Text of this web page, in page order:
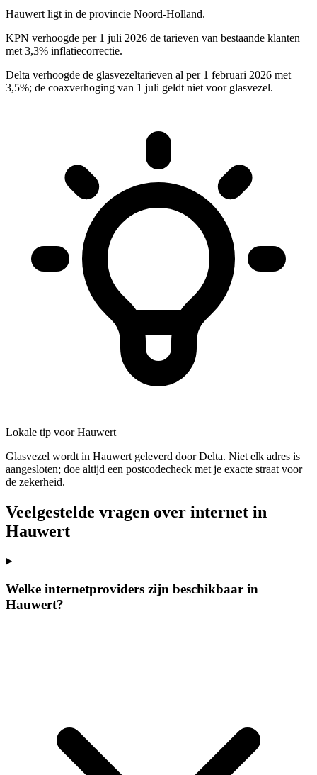
Hauwert ligt in de provincie Noord-Holland.
KPN verhoogde per 1 juli 2026 de tarieven van bestaande klanten
met 3,3% inflatiecorrectie.
Delta verhoogde de glasvezeltarieven al per 1 februari 2026 met
3,5%; de coaxverhoging van 1 juli geldt niet voor glasvezel.
Lokale tip voor Hauwert
Glasvezel wordt in Hauwert geleverd door Delta. Niet elk adres is
aangesloten; doe altijd een postcodecheck met je exacte straat voor
de zekerheid.
Veelgestelde vragen over internet in
Hauwert
Welke internetproviders zijn beschikbaar in
Hauwert?